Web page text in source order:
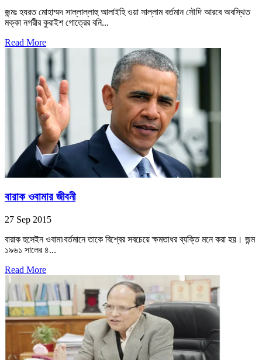
জন্মঃ হযরত মোহাম্মদ সাল্লাল্লাহু আলাইহি ওয়া সাল্লাম বর্তমান সৌদি আরবে অবস্থিত
মক্কা নগরীর কুরাইশ গোত্রের বনি...
Read More
বারাক ওবামার জীবনী
27 Sep 2015
বারাক হুসেইন ওবামা৷বর্তমানে তাকে বিশ্বের সবচেয়ে ক্ষমতাধর ব্যক্তি মনে করা হয়। জন্ম
১৯৬১ সালের ৪...
Read More